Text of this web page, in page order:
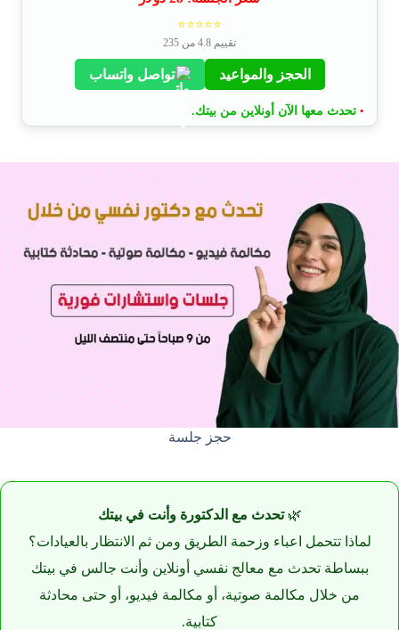
⭐⭐⭐⭐⭐
تقييم 4.8 من 235
الحجز والمواعيد تواصل واتساب
• تحدث معها الآن أونلاين من بيتك.
حجز جلسة
🌿تحدث مع الدكتورة وأنت في بيتك
لماذا تتحمل اعباء وزحمة الطريق ومن ثم الانتظار بالعيادات؟
ببساطة تحدث مع معالج نفسي أونلاين وأنت جالس في بيتك
من خلال مكالمة صوتية، أو مكالمة فيديو، أو حتى محادثة
كتابية.